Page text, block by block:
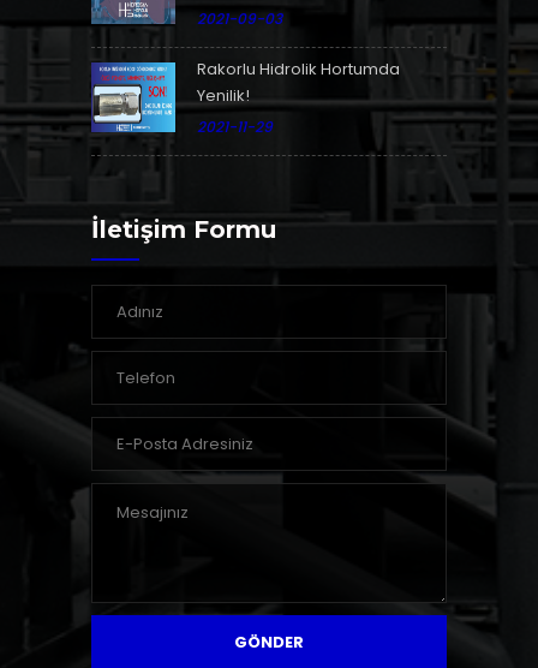
2021-09-03
Rakorlu Hidrolik Hortumda
Yenilik!
2021-11-29
İletişim Formu
GÖNDER